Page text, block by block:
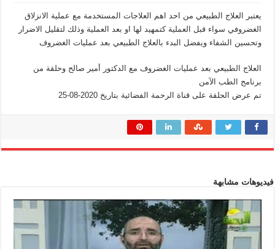
يعتبر العلاج الطبيعي من احد اهم العلاجات المستخدمة مع عملية الانزلاق
الغضروفي سواء قبل العملية كتمهيد لها او بعد العملية وذلك لتقليل الاضرار
وتحسين الشفاء ويفضل البدء بالعلاج الطبيعي بعد عمليات الغضروف
العلاج الطبيعي بعد عمليات الغضروف مع الدكتور أمير صالح وحلقة من
برنامج الطب الآمن
تم عرض الحلقة على قناة الرحمة الفضائية بتاريخ 2020-08-25
فيديوهات مشابهة